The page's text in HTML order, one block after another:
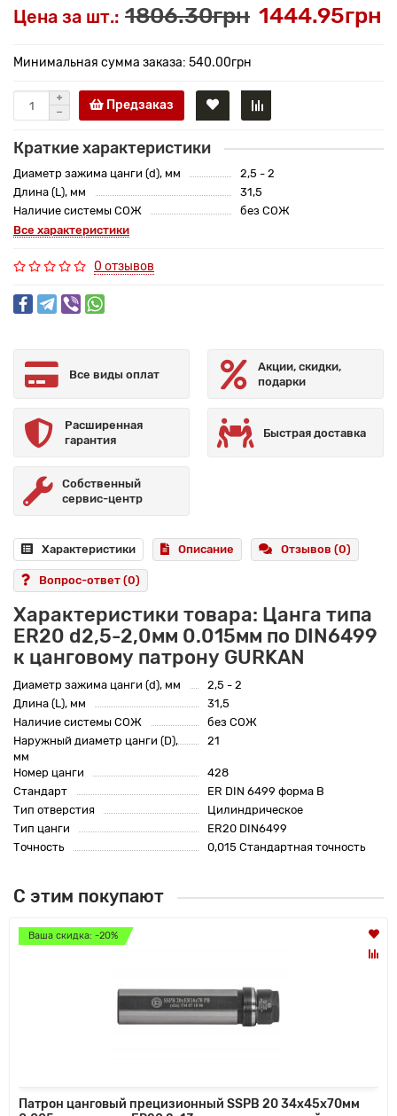
Цена за шт.: 1806.30грн 1444.95грн
Минимальная сумма заказа: 540.00грн
Предзаказ
Краткие характеристики
Диаметр зажима цанги (d), мм
2,5 - 2
Длина (L), мм
31,5
Наличие системы СОЖ
без СОЖ
Все характеристики
0 отзывов
Все виды оплат
Акции, скидки,
подарки
Расширенная
гарантия
Быстрая доставка
Собственный
сервис-центр
Характеристики Описание Отзывов (0)
Вопрос-ответ (0)
Характеристики товара: Цанга типа
ER20 d2,5-2,0мм 0.015мм по DIN6499
к цанговому патрону GURKAN
Диаметр зажима цанги (d), мм
2,5 - 2
Длина (L), мм
31,5
Наличие системы СОЖ
без СОЖ
Наружный диаметр цанги (D),
мм
21
Номер цанги
428
Стандарт
ER DIN 6499 форма B
Тип отверстия
Цилиндрическое
Тип цанги
ER20 DIN6499
Точность
0,015 Стандартная точность
С этим покупают
Ваша скидка: -20%
Патрон цанговый прецизионный SSPB 20 34x45x70мм